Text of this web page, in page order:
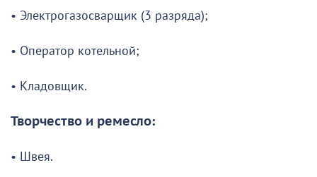
• Электрогазосварщик (3 разряда);
• Оператор котельной;
• Кладовщик.
Творчество и ремесло:
• Швея.